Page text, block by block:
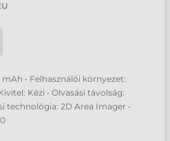
• Felhasználói környezet:
Kézi • Olvasási távolság:
technológia: 2D Area Imager •